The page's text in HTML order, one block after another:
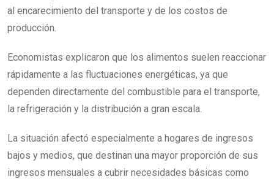
al encarecimiento del transporte y de los costos de
producción.
Economistas explicaron que los alimentos suelen reaccionar
rápidamente a las fluctuaciones energéticas, ya que
dependen directamente del combustible para el transporte,
la refrigeración y la distribución a gran escala.
La situación afectó especialmente a hogares de ingresos
bajos y medios, que destinan una mayor proporción de sus
ingresos mensuales a cubrir necesidades básicas como